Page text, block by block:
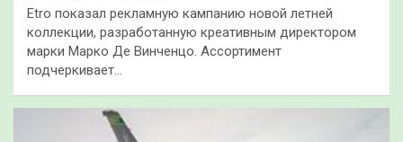
Etro показал рекламную кампанию новой летней
коллекции, разработанную креативным директором
марки Марко Де Винченцо. Ассортимент
подчеркивает…